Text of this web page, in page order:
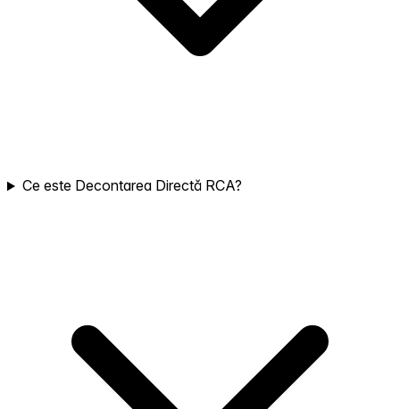
Ce este Decontarea Directă RCA?